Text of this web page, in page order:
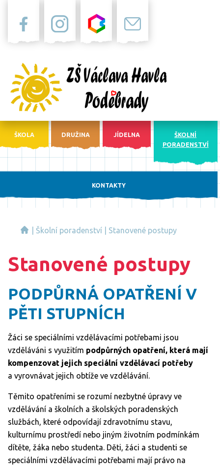
ŠKOLA DRUŽINA JÍDELNA
ŠKOLNÍ
PORADENSTVÍ
KONTAKTY
Školní poradenství Stanovené postupy
Stanovené postupy
PODPŮRNÁ OPATŘENÍ V
PĚTI STUPNÍCH
Žáci se speciálními vzdělávacími potřebami jsou
vzděláváni s využitím podpůrných opatření, která mají
kompenzovat jejich speciální vzdělávací potřeby
a vyrovnávat jejich obtíže ve vzdělávání.
Těmito opatřeními se rozumí nezbytné úpravy ve
vzdělávání a školních a školských poradenských
službách, které odpovídají zdravotnímu stavu,
kulturnímu prostředí nebo jiným životním podmínkám
dítěte, žáka nebo studenta. Děti, žáci a studenti se
speciálními vzdělávacími potřebami mají právo na